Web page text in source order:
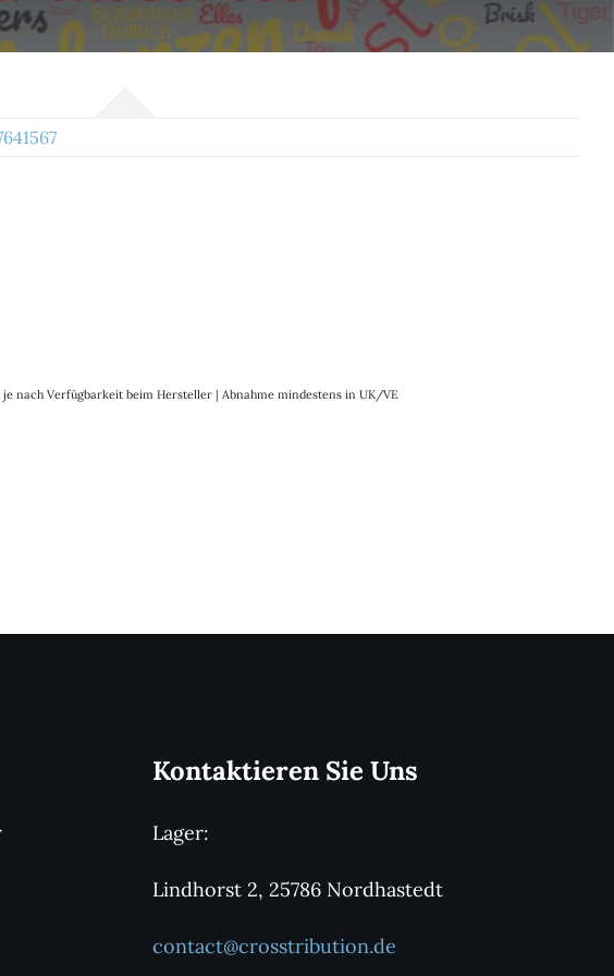
nach Verfügbarkeit beim Hersteller | Abnahme mindestens in UK/VE
Kontaktieren Sie Uns
Lager:
Lindhorst 2, 25786 Nordhastedt
contact@crosstribution.de